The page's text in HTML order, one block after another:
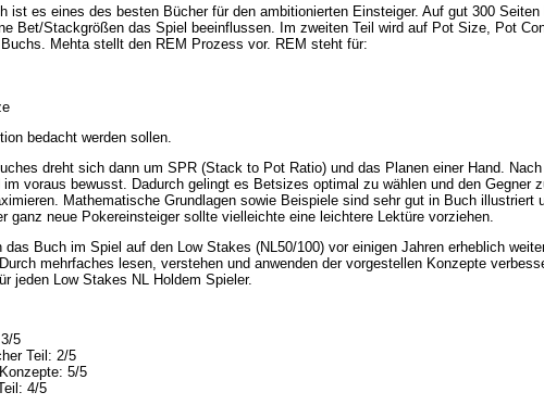
ist es eines des besten Bücher für den ambitionierten Einsteiger. Auf gut 300
Bet/Stackgrößen das Spiel beeinflussen. Im zweiten Teil wird auf Pot Size, Pot
Mehta stellt den REM Prozess vor. REM steht für:
bedacht werden sollen.
dreht sich dann um SPR (Stack to Pot Ratio) und das Planen einer Hand.
im voraus bewusst. Dadurch gelingt es Betsizes optimal zu wählen und den Gegner
Mathematische Grundlagen sowie Beispiele sind sehr gut in Buch
ganz neue Pokereinsteiger sollte vielleichte eine leichtere Lektüre vorziehen.
das Buch im Spiel auf den Low Stakes (NL50/100) vor einigen Jahren erheblich
mehrfaches lesen, verstehen und anwenden der vorgestellen Konzepte
jeden Low Stakes NL Holdem Spieler.
5
Teil: 2/5
5/5
4/5